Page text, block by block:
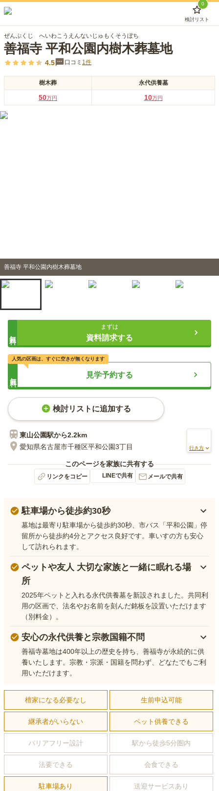
0
検討リスト
ぜんぷくじ へいわこうえんないじゅもくそうぼち
善福寺 平和公園内樹木葬墓地
4.5 口コミ 1件
樹木葬 永代供養墓
50万円 10万円
善福寺 平和公園内樹木葬墓地
まずは
資料請求する
見学予約する
人気の区画は、すぐに空きが無くなります
検討リストに追加する
東山公園駅から2.2km
愛知県名古屋市千種区平和公園3丁目
行き方
このページを家族に共有する
リンクをコピー LINEで共有 メールで共有
駐車場から徒歩約30秒
墓地は最寄り駐車場から徒歩約30秒、市バス「平和公園」停
留所から徒歩約4分とアクセス良好です。車いすの方も安心
して訪れられます。
ペットや友人 大切な家族と一緒に眠れる場
所
2025年ペットと入れる永代供養墓を新設されました。共同利
用の区画で、法名やお名前を刻んだ銘板を設置いただけます
（別料金）。
安心の永代供養と宗教国籍不問
善福寺墓地は400年以上の歴史を持ち、善福寺が永続的に供
養いたします。宗教・宗派・国籍を問わず、どなたでもご利
用いただけます。
檀家になる必要なし 生前申込可能
継承者がいらない ペット供養できる
バリアフリー設計 駅から徒歩5分圏内
法要できる 会食できる
駐車場あり 送迎サービスあり